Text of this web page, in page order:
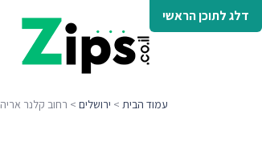
דלג לתוכן הראשי
עמוד הבית > ירושלים > רחוב קלנר אריה